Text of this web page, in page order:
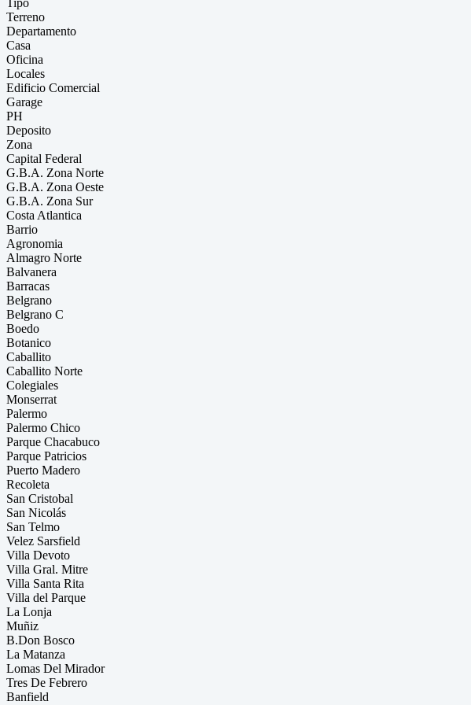
Terreno
Departamento
Casa
Oficina
Locales
Edificio Comercial
Garage
PH
Deposito
Zona
Capital Federal
G.B.A. Zona Norte
G.B.A. Zona Oeste
G.B.A. Zona Sur
Costa Atlantica
Barrio
Agronomia
Almagro Norte
Balvanera
Barracas
Belgrano
Belgrano C
Boedo
Botanico
Caballito
Caballito Norte
Colegiales
Monserrat
Palermo
Palermo Chico
Parque Chacabuco
Parque Patricios
Puerto Madero
Recoleta
San Cristobal
San Nicolás
San Telmo
Velez Sarsfield
Villa Devoto
Villa Gral. Mitre
Villa Santa Rita
Villa del Parque
La Lonja
Muñiz
B.Don Bosco
La Matanza
Lomas Del Mirador
Tres De Febrero
Banfield